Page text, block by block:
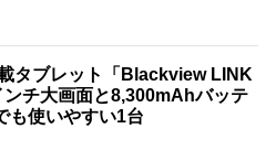
タブレット「Blackview LINK
チ大画面と8,300mAhバッテ
も使いやすい1台